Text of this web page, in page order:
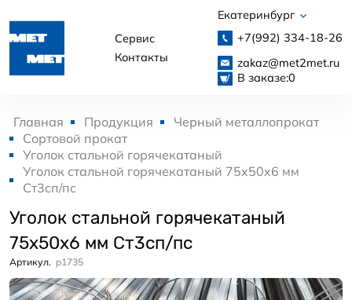
Сервис
Контакты
Екатеринбург
+7(992) 334-18-26
zakaz@met2met.ru
В заказе:0
Главная Продукция
Черный металлопрокат
Сортовой прокат
Уголок стальной горячекатаный
Уголок стальной горячекатаный 75x50x6 мм
Ст3сп/пс
Уголок стальной горячекатаный
75x50x6 мм Ст3сп/пс
Артикул. p1735